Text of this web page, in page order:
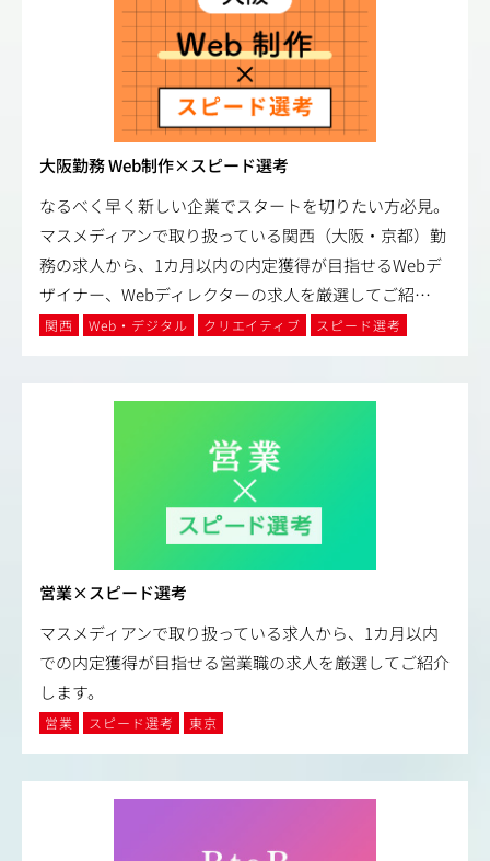
大阪勤務 Web制作×スピード選考
なるべく早く新しい企業でスタートを切りたい方必見。
マスメディアンで取り扱っている関西（大阪・京都）勤
務の求人から、1カ月以内の内定獲得が目指せるWebデ
ザイナー、Webディレクターの求人を厳選してご紹…
関西 Web・デジタル クリエイティブ スピード選考
営業×スピード選考
マスメディアンで取り扱っている求人から、1カ月以内
での内定獲得が目指せる営業職の求人を厳選してご紹介
します。
営業 スピード選考 東京